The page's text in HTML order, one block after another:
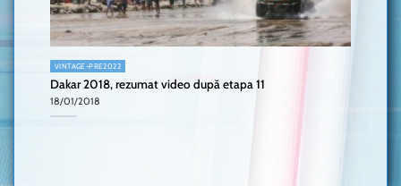
VINTAGE-PRE2022
Dakar 2018, rezumat video după etapa 11
18/01/2018